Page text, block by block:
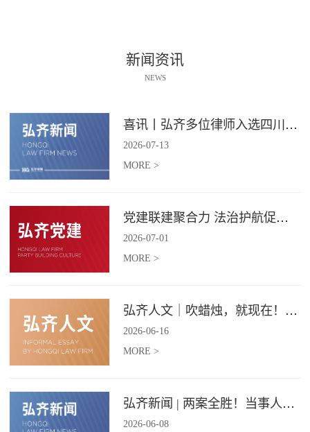
新闻资讯
NEWS
喜讯丨弘齐多位律师入选四川省破产管理人协会工作委员会委员
2026-07-13
MORE >
党建联建聚合力 法治护航促振兴 | 弘齐律所党支部与龙星村党委联合开展庆 “七一” 主题党日活动
2026-07-01
MORE >
弘齐人文｜吹蜡烛，就现在！弘齐第二季度生日会如约而至
2026-06-16
MORE >
弘齐新闻 | 两案全胜！当事人赠 “律法精湛 不负重托” 锦旗致谢
2026-06-08